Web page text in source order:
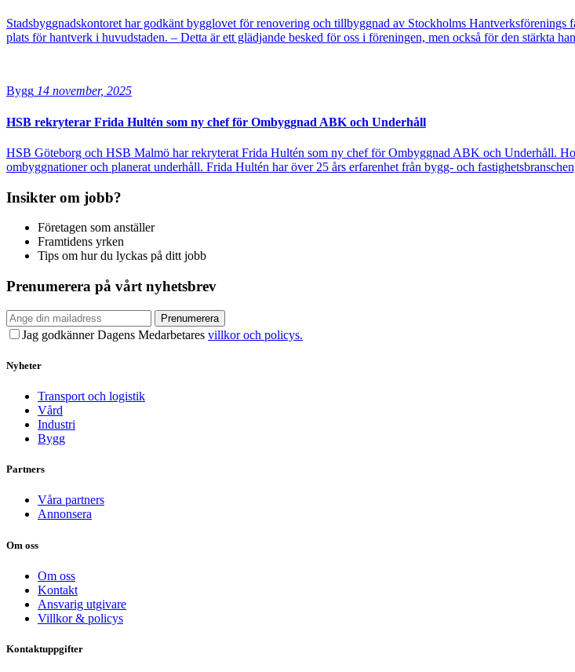
Stadsbyggnadskontoret har godkänt bygglovet för renovering och tillbyggnad av Stockholms
plats för hantverk i huvudstaden. – Detta är ett glädjande besked för oss i föreningen, men också för den stärkta
Bygg 14 november, 2025
HSB rekryterar Frida Hultén som ny chef för Ombyggnad ABK och Underhåll
HSB Göteborg och HSB Malmö har rekryterat Frida Hultén som ny chef för Ombyggnad ABK och Underhåll.
ombyggnationer och planerat underhåll. Frida Hultén har över 25 års erfarenhet från bygg- och
Insikter om jobb?
Företagen som anställer
Framtidens yrken
Tips om hur du lyckas på ditt jobb
Prenumerera på vårt nyhetsbrev
Prenumerera
Jag godkänner Dagens Medarbetares villkor och policys.
Nyheter
Transport och logistik
Vård
Industri
Bygg
Partners
Våra partners
Annonsera
Om oss
Om oss
Kontakt
Ansvarig utgivare
Villkor & policys
Kontaktuppgifter